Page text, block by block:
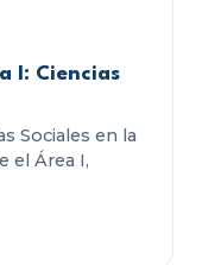
I: Ciencias
Sociales en la
el Área I,